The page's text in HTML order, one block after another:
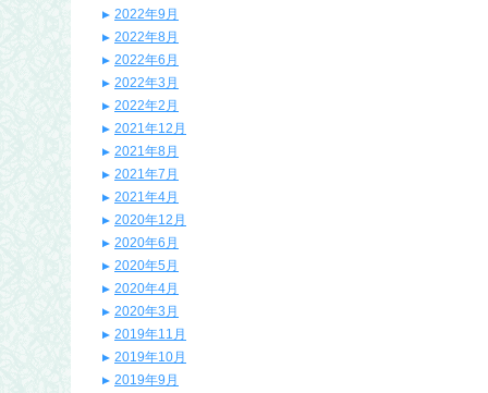
2022年9月
2022年8月
2022年6月
2022年3月
2022年2月
2021年12月
2021年8月
2021年7月
2021年4月
2020年12月
2020年6月
2020年5月
2020年4月
2020年3月
2019年11月
2019年10月
2019年9月